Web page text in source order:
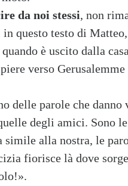
da noi stessi, non
in questo testo di
è uscito dalla
verso
delle parole che
degli amici. Sono
simile alla nostra, le
fiorisce là dove